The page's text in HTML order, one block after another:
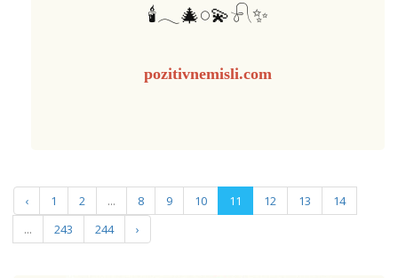
🕯️𓂃🎄𓏸💫𓍯✨
pozitivnemisli.com
‹ 1 2 ... 8 9 10 11 12 13
14
...
243 244 ›